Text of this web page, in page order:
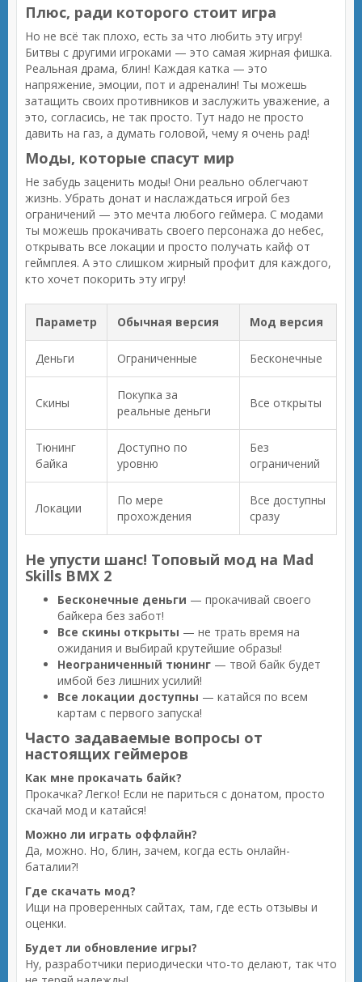
Плюс, ради которого стоит игра
Но не всё так плохо, есть за что любить эту игру!
Битвы с другими игроками — это самая жирная фишка.
Реальная драма, блин! Каждая катка — это
напряжение, эмоции, пот и адреналин! Ты можешь
затащить своих противников и заслужить уважение, а
это, согласись, не так просто. Тут надо не просто
давить на газ, а думать головой, чему я очень рад!
Моды, которые спасут мир
Не забудь заценить моды! Они реально облегчают
жизнь. Убрать донат и наслаждаться игрой без
ограничений — это мечта любого геймера. С модами
ты можешь прокачивать своего персонажа до небес,
открывать все локации и просто получать кайф от
геймплея. А это слишком жирный профит для каждого,
кто хочет покорить эту игру!
Параметр Обычная версия Мод версия
Деньги Ограниченные Бесконечные
Скины
Покупка за
реальные деньги
Все открыты
Тюнинг
байка
Доступно по
уровню
Без
ограничений
Локации
По мере
прохождения
Все доступны
сразу
Не упусти шанс! Топовый мод на Mad
Skills BMX 2
Бесконечные деньги — прокачивай своего
байкера без забот!
Все скины открыты — не трать время на
ожидания и выбирай крутейшие образы!
Неограниченный тюнинг — твой байк будет
имбой без лишних усилий!
Все локации доступны — катайся по всем
картам с первого запуска!
Часто задаваемые вопросы от
настоящих геймеров
Как мне прокачать байк?
Прокачка? Легко! Если не париться с донатом, просто
скачай мод и катайся!
Можно ли играть оффлайн?
Да, можно. Но, блин, зачем, когда есть онлайн-
баталии?!
Где скачать мод?
Ищи на проверенных сайтах, там, где есть отзывы и
оценки.
Будет ли обновление игры?
Ну, разработчики периодически что-то делают, так что